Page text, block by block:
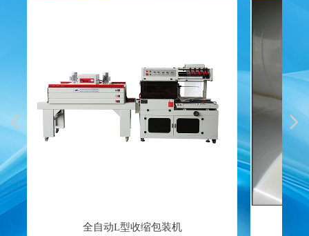
全自动L型收缩包装机
넳 넲